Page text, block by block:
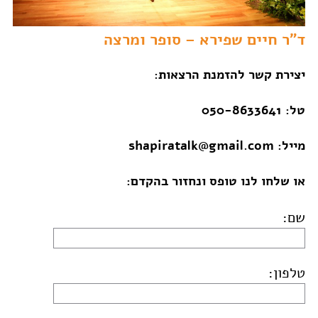
ד"ר חיים שפירא – סופר ומרצה
יצירת קשר להזמנת הרצאות:
טל: 050-8633641
מייל: shapiratalk@gmail.com
או שלחו לנו טופס ונחזור בהקדם:
שם:
טלפון: